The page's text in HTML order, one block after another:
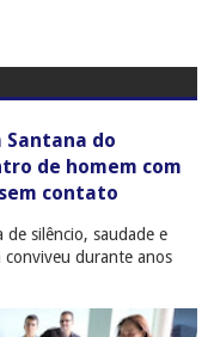
do
de homem com
contato
de silêncio, saudade e
conviveu durante anos